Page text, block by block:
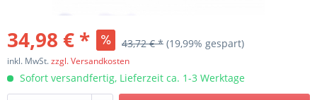
34,98 € * 43,72 € * (19,99% gespart)
inkl. MwSt.zzgl. Versandkosten
Sofort versandfertig, Lieferzeit ca. 1-3 Werktage